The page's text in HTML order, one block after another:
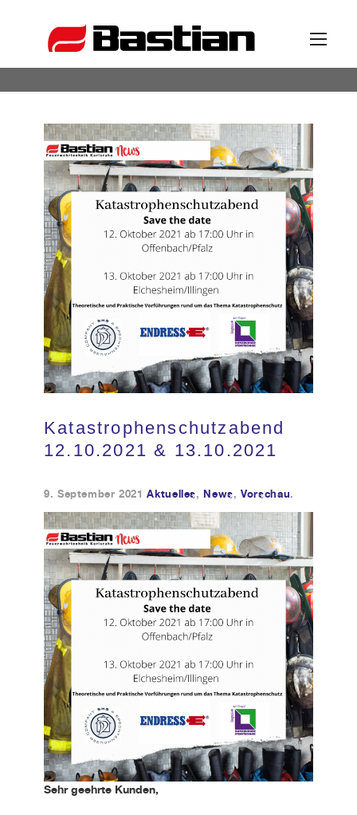
Unternehmen
Ansprechpartner
News
Katalog
Partner
Kundendienst
Kontakt
Katastrophenschutzabend
12.10.2021 & 13.10.2021
9. September 2021 Aktuelles, News,Vorschau.
Sehr geehrte Kunden,